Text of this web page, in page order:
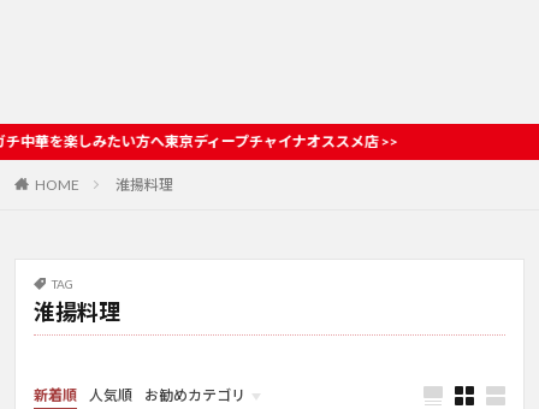
みたい方へ東京ディープチャイナオススメ店 >>
HOME 淮揚料理
TAG
淮揚料理
新着順 人気順 お勧めカテゴリ